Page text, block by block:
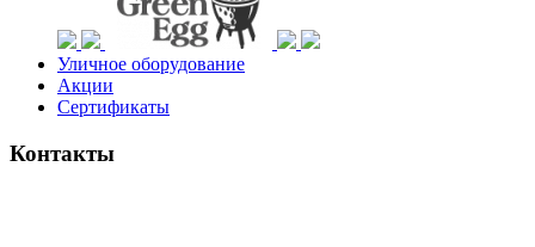
Уличное оборудование
Акции
Сертификаты
Контакты